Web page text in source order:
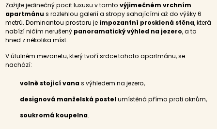
Zažijte jedinečný pocit luxusu v tomtovýjimečném vrchním
apartmánu s rozlehlou galerií a stropy sahajícími až do výšky 6
metrů. Dominantou prostoru je impozantní prosklená stěna, která
nabízí ničím nerušený panoramatický výhled na jezero, a to
hned z několika míst.
V útulném mezonetu, který tvoří srdce tohoto apartmánu, se
nachází:
volně stojící vanas výhledem na jezero,
designová manželská postelumístěná přímo proti oknům,
soukromá koupelna.